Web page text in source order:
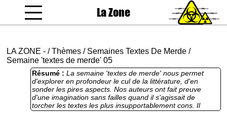
La Zone
LA ZONE - /Thèmes / Semaines Textes De Merde /
Semaine 'textes de merde' 05
Résumé : La semaine 'textes de merde' nous permet
d'explorer en profondeur le cul de la littérature, d'en
sonder les pires aspects. Nos auteurs ont fait preuve
d'une imagination sans failles quand il s'agissait de
torcher les textes les plus insupportablement cons. Il
arrive pourtant, après de longues années à encaisser ces